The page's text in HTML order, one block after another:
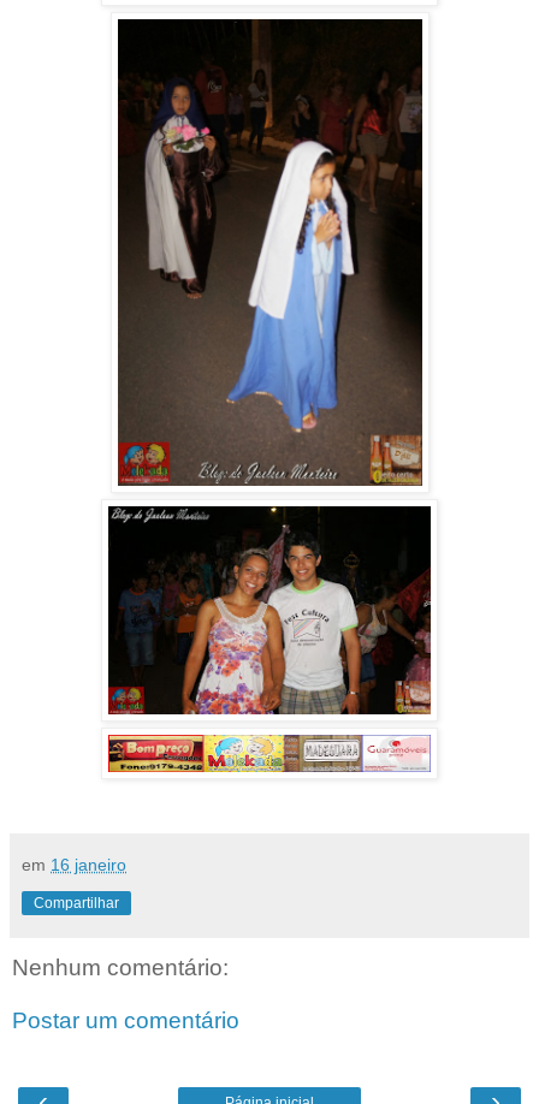
em 16 janeiro
Compartilhar
Nenhum comentário:
Postar um comentário